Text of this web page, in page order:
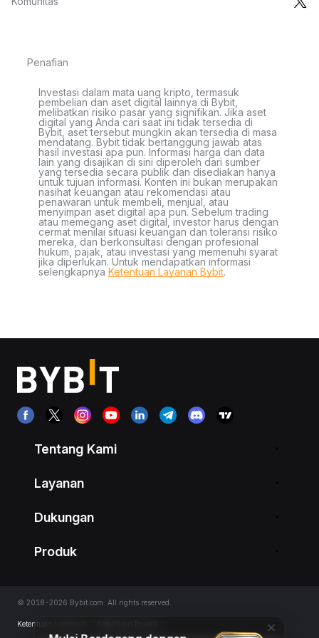
Penafian
Investasi dalam mata uang kripto, termasuk
pembelian dan aset digital lainnya di Bybit,
melibatkan risiko pasar yang signifikan. Jika aset
digital yang Anda cari saat ini tidak tersedia di
Bybit, aset tersebut mungkin akan tersedia di masa
mendatang. Bybit tidak bertanggung jawab atas
hasil investasi apa pun. Informasi harga dan data
lain yang disajikan di sini diperoleh dari sumber
yang tersedia secara publik dan disediakan hanya
untuk tujuan informasi. Konten ini bukan merupakan
nasihat keuangan atau rekomendasi atau
penawaran untuk membeli, menjual, atau
menyimpan aset digital apa pun. Sebelum trading
atau memegang aset digital, investor harus dengan
cermat menilai situasi keuangan dan toleransi risiko
mereka, dan berkonsultasi dengan profesional
hukum, pajak, atau investasi yang memenuhi syarat
jika diperlukan. Untuk mendapatkan informasi
selengkapnya Ketentuan Layanan Bybit.
Tentang Kami
Layanan
Dukungan
Produk
© 2018-2026 Bybit.com. All rights reserved.
Ketentuan Layanan